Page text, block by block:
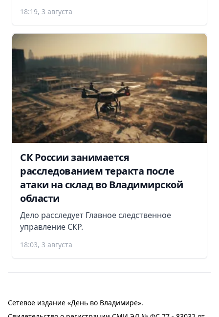
18:19, 3 августа
СК России занимается
расследованием теракта после
атаки на склад во Владимирской
области
Дело расследует Главное следственное
управление СКР.
18:03, 3 августа
Сетевое издание «День во Владимире».